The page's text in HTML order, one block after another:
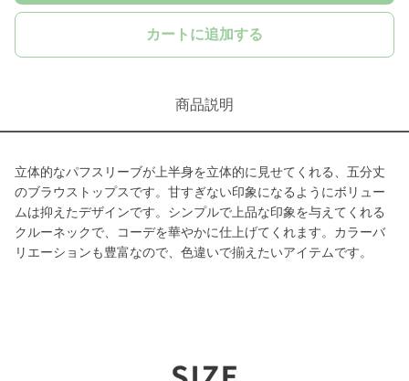
カートに追加する
商品説明
立体的なパフスリーブが上半身を立体的に見せてくれる、五分丈
のブラウストップスです。甘すぎない印象になるようにボリュー
ムは抑えたデザインです。シンプルで上品な印象を与えてくれる
クルーネックで、コーデを華やかに仕上げてくれます。カラーバ
リエーションも豊富なので、色違いで揃えたいアイテムです。